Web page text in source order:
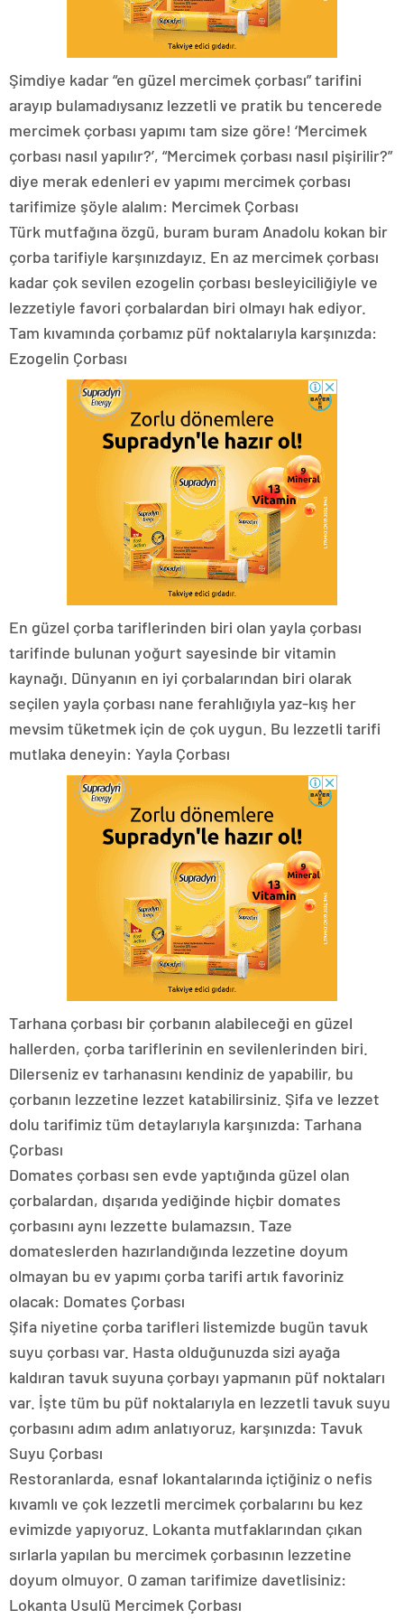
Şimdiye kadar “en güzel mercimek çorbası” tarifini
arayıp bulamadıysanız lezzetli ve pratik bu tencerede
mercimek çorbası yapımı tam size göre! ‘Mercimek
çorbası nasıl yapılır?’, “Mercimek çorbası nasıl pişirilir?”
diye merak edenleri ev yapımı mercimek çorbası
tarifimize şöyle alalım: Mercimek Çorbası
Türk mutfağına özgü, buram buram Anadolu kokan bir
çorba tarifiyle karşınızdayız. En az mercimek çorbası
kadar çok sevilen ezogelin çorbası besleyiciliğiyle ve
lezzetiyle favori çorbalardan biri olmayı hak ediyor.
Tam kıvamında çorbamız püf noktalarıyla karşınızda:
Ezogelin Çorbası
En güzel çorba tariflerinden biri olan yayla çorbası
tarifinde bulunan yoğurt sayesinde bir vitamin
kaynağı. Dünyanın en iyi çorbalarından biri olarak
seçilen yayla çorbası nane ferahlığıyla yaz-kış her
mevsim tüketmek için de çok uygun. Bu lezzetli tarifi
mutlaka deneyin: Yayla Çorbası
Tarhana çorbası bir çorbanın alabileceği en güzel
hallerden, çorba tariflerinin en sevilenlerinden biri.
Dilerseniz ev tarhanasını kendiniz de yapabilir, bu
çorbanın lezzetine lezzet katabilirsiniz. Şifa ve lezzet
dolu tarifimiz tüm detaylarıyla karşınızda: Tarhana
Çorbası
Domates çorbası sen evde yaptığında güzel olan
çorbalardan, dışarıda yediğinde hiçbir domates
çorbasını aynı lezzette bulamazsın. Taze
domateslerden hazırlandığında lezzetine doyum
olmayan bu ev yapımı çorba tarifi artık favoriniz
olacak: Domates Çorbası
Şifa niyetine çorba tarifleri listemizde bugün tavuk
suyu çorbası var. Hasta olduğunuzda sizi ayağa
kaldıran tavuk suyuna çorbayı yapmanın püf noktaları
var. İşte tüm bu püf noktalarıyla en lezzetli tavuk suyu
çorbasını adım adım anlatıyoruz, karşınızda: Tavuk
Suyu Çorbası
Restoranlarda, esnaf lokantalarında içtiğiniz o nefis
kıvamlı ve çok lezzetli mercimek çorbalarını bu kez
evimizde yapıyoruz. Lokanta mutfaklarından çıkan
sırlarla yapılan bu mercimek çorbasının lezzetine
doyum olmuyor. O zaman tarifimize davetlisiniz:
Lokanta Usulü Mercimek Çorbası